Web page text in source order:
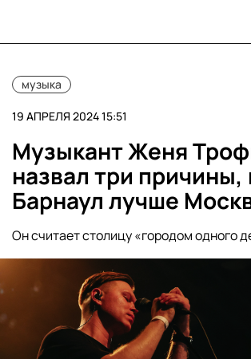
музыка
19 АПРЕЛЯ 2024 15:51
Музыкант Женя
назвал три
Барнаул лучше
Он считает столицу «городом одного